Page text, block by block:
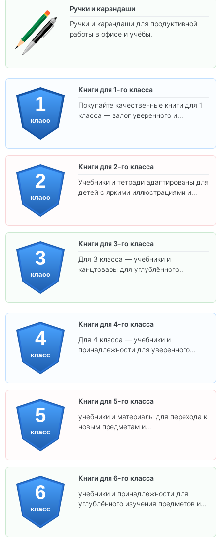
Ручки и карандаши
Ручки и карандаши для продуктивной
работы в офисе и учёбы.
1
класс
Книги для 1-го класса
Покупайте качественные книги для 1
класса — залог уверенного и
2
класс
Книги для 2-го класса
Учебники и тетради адаптированы для
детей с яркими иллюстрациями и
3
класс
Книги для 3-го класса
Для 3 класса — учебники и
канцтовары для углублённого
4
класс
Книги для 4-го класса
Для 4 класса — учебники и
принадлежности для уверенного
5
класс
Книги для 5-го класса
учебники и материалы для перехода к
новым предметам и
6
класс
Книги для 6-го класса
учебники и принадлежности для
углублённого изучения предметов и